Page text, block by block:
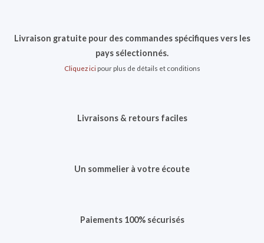
Livraison gratuite pour des commandes spécifiques vers les
pays sélectionnés.
Cliquez icipour plus de détails et conditions
Livraisons & retours faciles
Un sommelier à votre écoute
Paiements 100% sécurisés